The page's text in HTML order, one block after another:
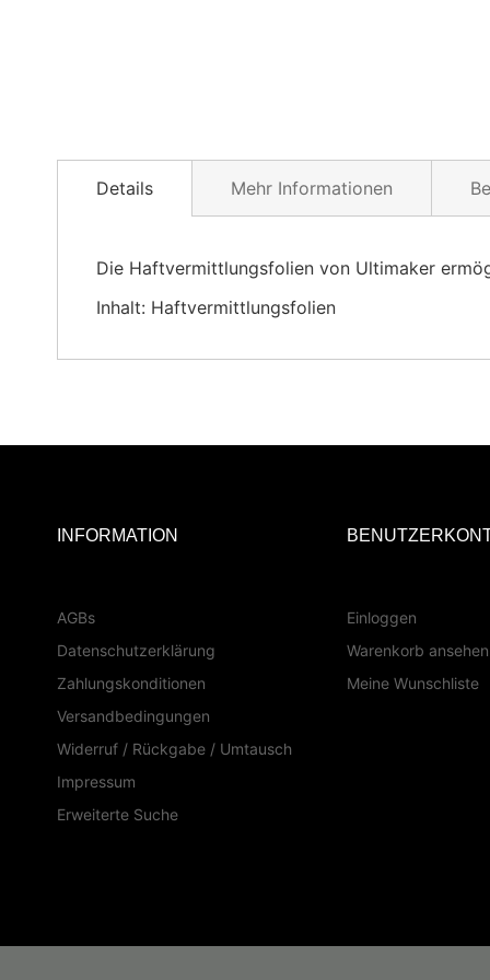
to
images
Details
Die Haftvermittlungsfolien von Ultimaker
Inhalt: Haftvermittlungsfolien
Mehr Informationen
INFORMATION
AGBs
Datenschutzerklärung
Zahlungskonditionen
Versandbedingungen
Widerruf / Rückgabe / Umtausch
Impressum
Erweiterte Suche
Einloggen
Warenkorb ansehen
Meine Wunschliste